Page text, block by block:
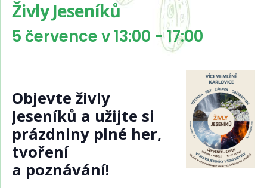
Živly Jeseníků
5 července v 13:00 -17:00
Objevte živly
Jeseníků a užijte si
prázdniny plné her,
tvoření
a poznávání!